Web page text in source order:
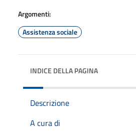
Argomenti:
Assistenza sociale
INDICE DELLA PAGINA
Descrizione
A cura di